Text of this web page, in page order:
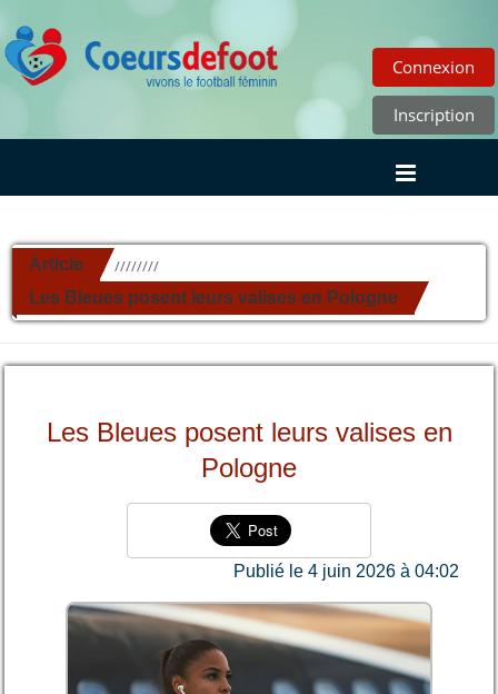
Connexion
Inscription
Article //////////
Les Bleues posent leurs valises en Pologne
Les Bleues posent leurs valises en
Pologne
Publié le 4 juin 2026 à 04:02